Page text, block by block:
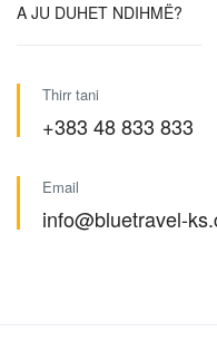
A JU DUHET NDIHMË?
Thirr tani
+383 48 833 833
Email
info@bluetravel-